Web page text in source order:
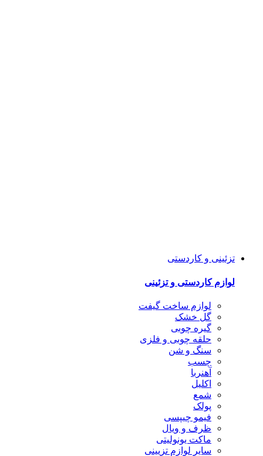
تزئینی و کاردستی
لوازم کاردستی و تزئینی
لوازم ساخت گیفت
گل خشک
گیره چوبی
حلقه چوبی و فلزی
سنگ و شن
چسب
آهنربا
اکلیل
شمع
پولک
فیمو چیپسی
ظرف و ویال
ماکت یونولیتی
سایر لوازم تزیینی